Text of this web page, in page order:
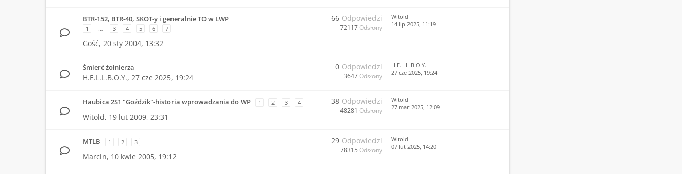
BTR-152, BTR-40, SKOT-y i generalnie TO w LWP
1 … 3 4 5 6 7
Gość, 20 sty 2004, 13:32
66 Odpowiedzi
72117 Odsłony
Witold
14 lip 2025, 11:19
Śmierć żołnierza
H.E.L.L.B.O.Y., 27 cze 2025, 19:24
0 Odpowiedzi
3647 Odsłony
H.E.L.L.B.O.Y.
27 cze 2025, 19:24
Haubica 2S1 "Goździk"-historia wprowadzania do WP 1 2 3 4
Witold, 19 lut 2009, 23:31
38 Odpowiedzi
48281 Odsłony
Witold
27 mar 2025, 12:09
MTLB 1 2 3
Marcin, 10 kwie 2005, 19:12
29 Odpowiedzi
78315 Odsłony
Witold
07 lut 2025, 14:20